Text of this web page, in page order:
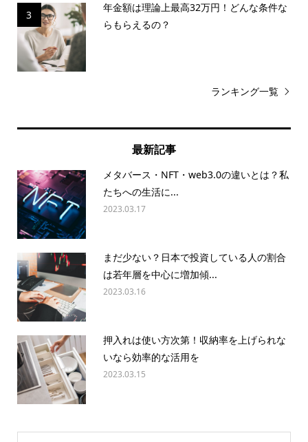
3
年金額は理論上最高32万円！どんな条件な
らもらえるの？
ランキング一覧
最新記事
メタバース・NFT・web3.0の違いとは？私
たちへの生活に...
2023.03.17
まだ少ない？日本で投資している人の割合
は若年層を中心に増加傾...
2023.03.16
押入れは使い方次第！収納率を上げられな
いなら効率的な活用を
2023.03.15